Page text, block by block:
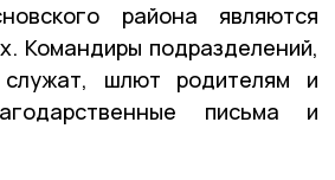
района являются
Командиры подразделений,
шлют родителям и
письма и